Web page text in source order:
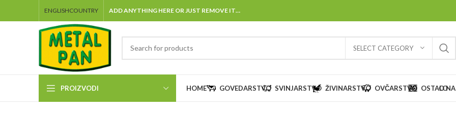
ENGLISHCOUNTRY ADD ANYTHING HERE OR JUST REMOVE IT…
SELECT CATEGORY
PROIZVODI HOME GOVEDARSTVO SVINJARSTVO ŽIVINARSTVO OVČARSTVO OSTALO
O